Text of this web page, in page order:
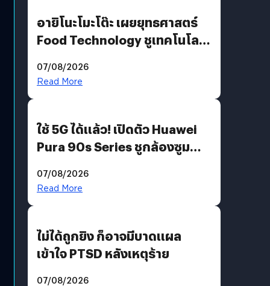
อายิโนะโมะโต๊ะ เผยยุทธศาสตร์
Food Technology ชูเทคโนโลยี
บริโภคและ B2B
07/08/2026
Read More
ใช้ 5G ได้แล้ว! เปิดตัว Huawei
Pura 90s Series ชูกล้องซูม
07/08/2026
Read More
ไม่ได้ถูกยิง ก็อาจมีบาดแผล
เข้าใจ PTSD หลังเหตุร้าย
07/08/2026